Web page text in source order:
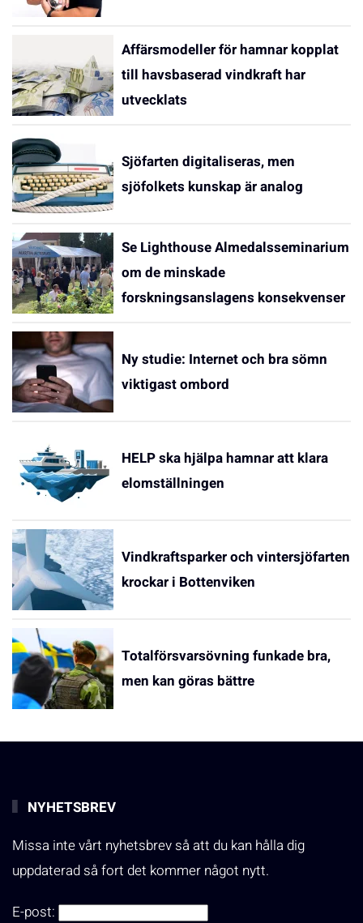
Affärsmodeller för hamnar kopplat
till havsbaserad vindkraft har
utvecklats
Sjöfarten digitaliseras, men
sjöfolkets kunskap är analog
Se Lighthouse Almedalsseminarium
om de minskade
forskningsanslagens konsekvenser
Ny studie: Internet och bra sömn
viktigast ombord
HELP ska hjälpa hamnar att klara
elomställningen
Vindkraftsparker och vintersjöfarten
krockar i Bottenviken
Totalförsvarsövning funkade bra,
men kan göras bättre
NYHETSBREV
Missa inte vårt nyhetsbrev så att du kan hålla dig
uppdaterad så fort det kommer något nytt.
E-post: